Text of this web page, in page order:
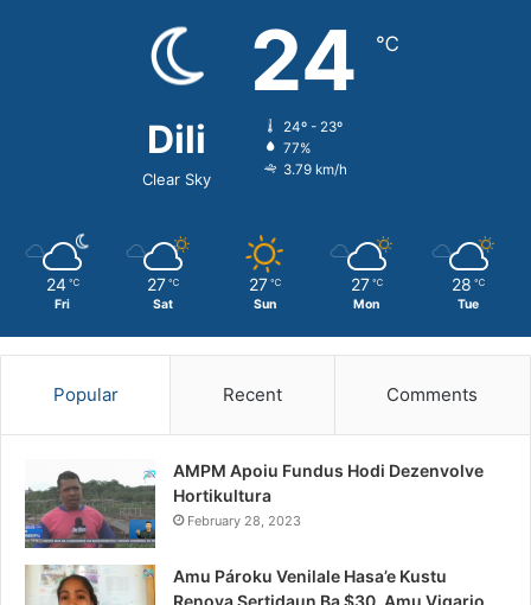
Dili
Clear Sky
24 ℃
24º - 23º
77%
3.79 km/h
24 ℃
Fri
27 ℃
Sat
27 ℃
Sun
27 ℃
Mon
28 ℃
Tue
Popular Recent Comments
AMPM Apoiu Fundus Hodi Dezenvolve
Hortikultura
February 28, 2023
Amu Pároku Venilale Hasa’e Kustu
Renova Sertidaun Ba $30, Amu Vigario